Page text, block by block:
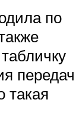
по
передач
такая